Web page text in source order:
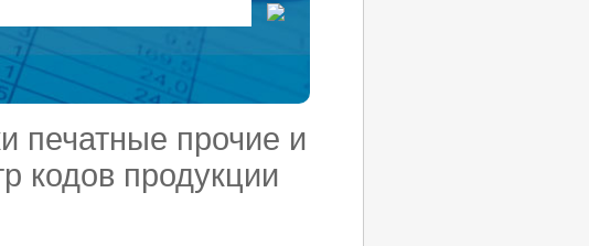
печатные прочие и
кодов продукции